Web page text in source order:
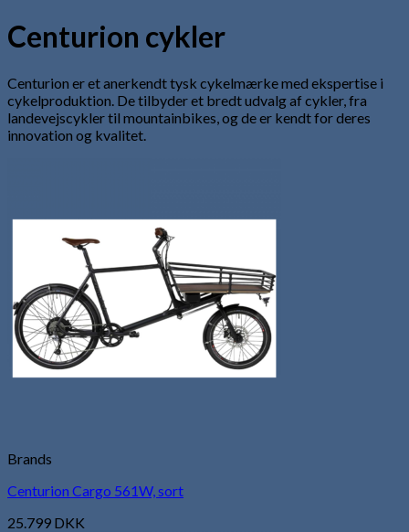
Centurion cykler
Centurion er et anerkendt tysk cykelmærke med ekspertise i
cykelproduktion. De tilbyder et bredt udvalg af cykler, fra
landevejscykler til mountainbikes, og de er kendt for deres
innovation og kvalitet.
Brands
Centurion Cargo 561W, sort
25.799 DKK